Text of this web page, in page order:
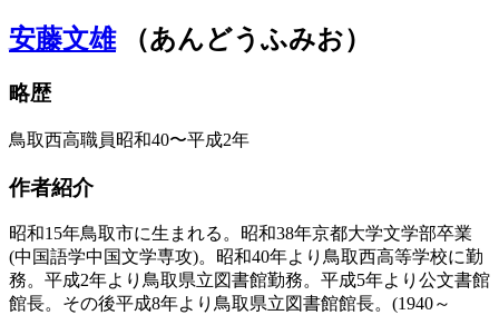
安藤文雄（あんどうふみお）
略歴
鳥取西高職員昭和40〜平成2年
作者紹介
昭和15年鳥取市に生まれる。昭和38年京都大学文学部卒業
(中国語学中国文学専攻)。昭和40年より鳥取西高等学校に勤
務。平成2年より鳥取県立図書館勤務。平成5年より公文書館
館長。その後平成8年より鳥取県立図書館館長。(1940～